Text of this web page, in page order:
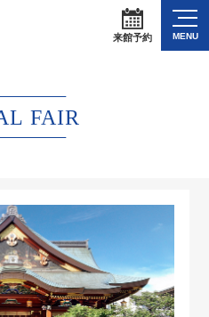
来館予約 MENU
FAIR